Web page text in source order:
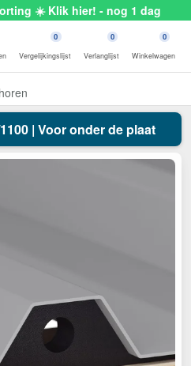
☀️ Klik hier! - nog 1 dag
0
Vergelijkingslijst
0
Verlanglijst
0
Winkelwagen
| Voor onder de plaat